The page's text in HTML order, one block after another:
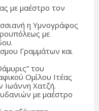
με μαέστρο τον
η Υμνογράφος
με
Γραμμάτων και
του
Ομίλου Ιτέας
Ιωάννη Χατζή.
με μαέστρο